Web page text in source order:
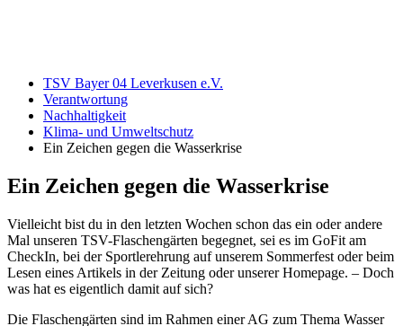
TSV Bayer 04 Leverkusen e.V.
Verantwortung
Nachhaltigkeit
Klima- und Umweltschutz
Ein Zeichen gegen die Wasserkrise
Ein Zeichen gegen die Wasserkrise
Vielleicht bist du in den letzten Wochen schon das ein oder andere
Mal unseren TSV-Flaschengärten begegnet, sei es im GoFit am
CheckIn, bei der Sportlerehrung auf unserem Sommerfest oder beim
Lesen eines Artikels in der Zeitung oder unserer Homepage. – Doch
was hat es eigentlich damit auf sich?
Die Flaschengärten sind im Rahmen einer AG zum Thema Wasser